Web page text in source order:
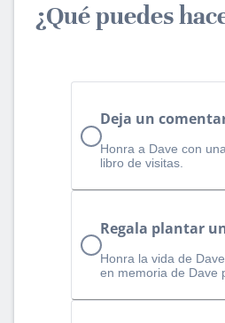
¿Qué puedes
Deja un
Honra a Dave con
libro de visitas.
Regala plantar
Honra la vida de
en memoria de Dave